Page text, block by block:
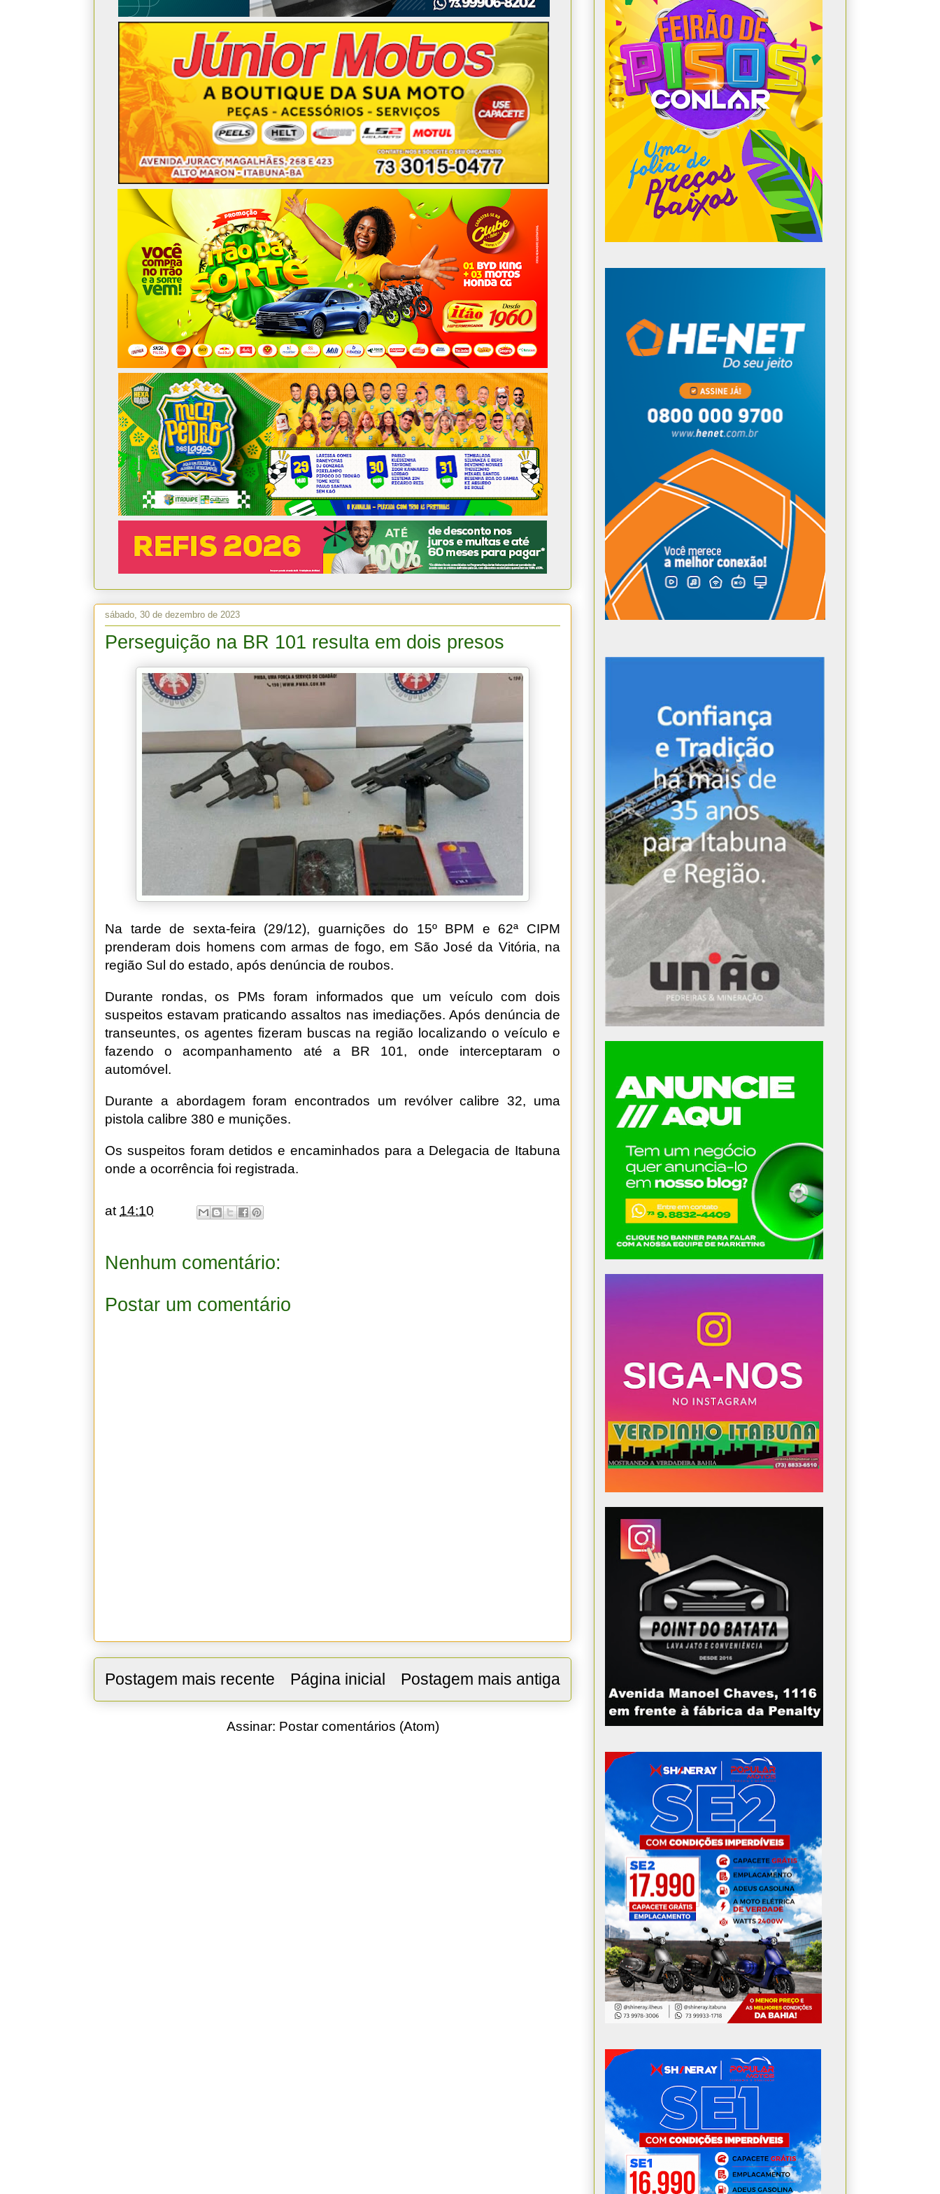
sábado, 30 de dezembro de 2023
Perseguição na BR 101 resulta em dois presos
Na tarde de sexta-feira (29/12), guarnições do 15º BPM e 62ª CIPM
prenderam dois homens com armas de fogo, em São José da Vitória, na
região Sul do estado, após denúncia de roubos.
Durante rondas, os PMs foram informados que um veículo com dois
suspeitos estavam praticando assaltos nas imediações. Após denúncia de
transeuntes, os agentes fizeram buscas na região localizando o veículo e
fazendo o acompanhamento até a BR 101, onde interceptaram o
automóvel.
Durante a abordagem foram encontrados um revólver calibre 32, uma
pistola calibre 380 e munições.
Os suspeitos foram detidos e encaminhados para a Delegacia de Itabuna
onde a ocorrência foi registrada.
at 14:10
Nenhum comentário:
Postar um comentário
Postagem mais recente Postagem mais antiga
Página inicial
Assinar: Postar comentários (Atom)